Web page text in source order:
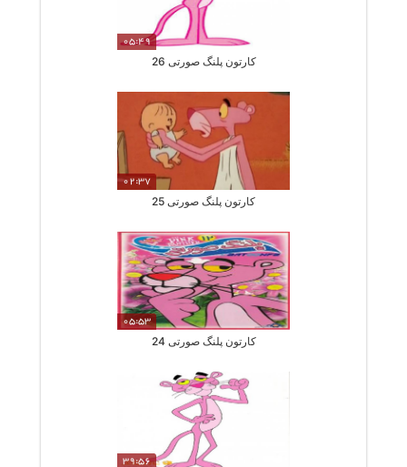
05:49
کارتون پلنگ صورتی 26
02:37
کارتون پلنگ صورتی 25
05:53
کارتون پلنگ صورتی 24
39:56